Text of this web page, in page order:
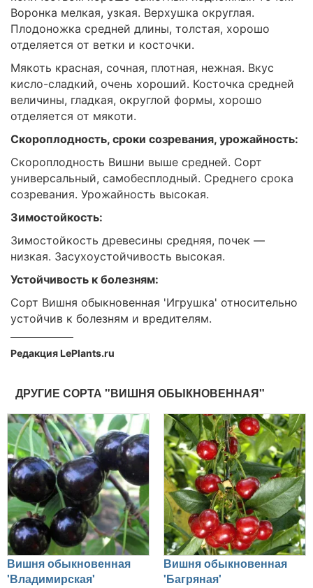
Воронка мелкая, узкая. Верхушка округлая.
Плодоножка средней длины, толстая, хорошо
отделяется от ветки и косточки.
Мякоть красная, сочная, плотная, нежная. Вкус
кисло-сладкий, очень хороший. Косточка средней
величины, гладкая, округлой формы, хорошо
отделяется от мякоти.
Скороплодность, сроки созревания, урожайность:
Скороплодность Вишни выше средней. Сорт
универсальный, самобесплодный. Среднего срока
созревания. Урожайность высокая.
Зимостойкость:
Зимостойкость древесины средняя, почек —
низкая. Засухоустойчивость высокая.
Устойчивость к болезням:
Сорт Вишня обыкновенная 'Игрушка' относительно
устойчив к болезням и вредителям.
Редакция LePlants.ru
ДРУГИЕ СОРТА "ВИШНЯ ОБЫКНОВЕННАЯ"
Вишня обыкновенная
'Владимирская'
Вишня обыкновенная
'Багряная'